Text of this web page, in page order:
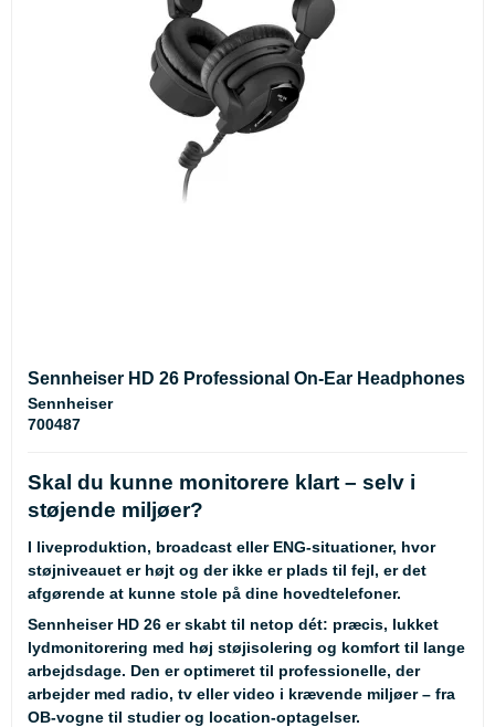
Sennheiser HD 26 Professional On-Ear Headphones
Sennheiser
700487
Skal du kunne monitorere klart – selv i
støjende miljøer?
I liveproduktion, broadcast eller ENG-situationer, hvor
støjniveauet er højt og der ikke er plads til fejl, er det
afgørende at kunne stole på dine hovedtelefoner.
Sennheiser HD 26 er skabt til netop dét: præcis, lukket
lydmonitorering med høj støjisolering og komfort til lange
arbejdsdage. Den er optimeret til professionelle, der
arbejder med radio, tv eller video i krævende miljøer – fra
OB-vogne til studier og location-optagelser.